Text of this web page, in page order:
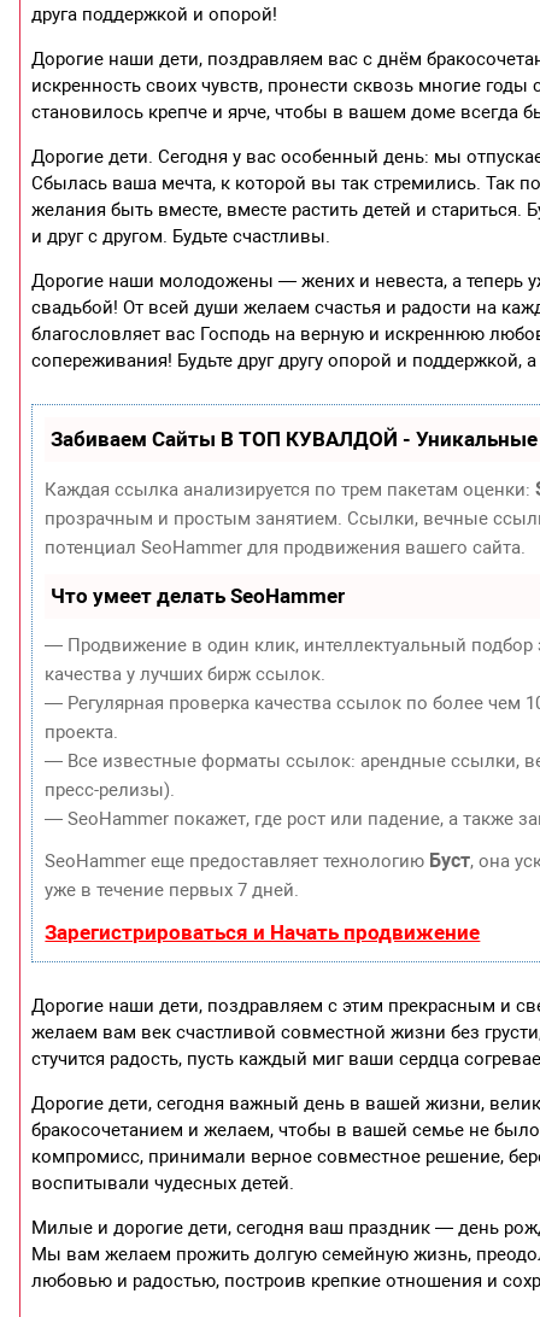
друга поддержкой и опорой!
Дорогие наши дети, поздравляем вас с днём
искренность своих чувств, пронести сквозь многие
становилось крепче и ярче, чтобы в вашем доме всегда
Дорогие дети. Сегодня у вас особенный день: мы
Сбылась ваша мечта, к которой вы так стремились. Так
желания быть вместе, вместе растить детей и
и друг с другом. Будьте счастливы.
Дорогие наши молодожены — жених и невеста, а теперь
свадьбой! От всей души желаем счастья и радости на
благословляет вас Господь на верную и искреннюю
сопереживания! Будьте друг другу опорой и
Забиваем Сайты В ТОП КУВАЛДОЙ - Уникальные
Каждая ссылка анализируется по трем пакетам оценки:
прозрачным и простым занятием. Ссылки, вечные
потенциал SeoHammer для продвижения вашего сайта.
Что умеет делать SeoHammer
— Продвижение в один клик, интеллектуальный
качества у лучших бирж ссылок.
— Регулярная проверка качества ссылок по более чем
проекта.
— Все известные форматы ссылок: арендные ссылки,
пресс-релизы).
— SeoHammer покажет, где рост или падение, а также
SeoHammer еще предоставляет технологию Буст, она
уже в течение первых 7 дней.
Зарегистрироваться и Начать продвижение
Дорогие наши дети, поздравляем с этим прекрасным и
желаем вам век счастливой совместной жизни без
стучится радость, пусть каждый миг ваши сердца
Дорогие дети, сегодня важный день в вашей жизни,
бракосочетанием и желаем, чтобы в вашей семье не
компромисс, принимали верное совместное решение,
воспитывали чудесных детей.
Милые и дорогие дети, сегодня ваш праздник — день
Мы вам желаем прожить долгую семейную жизнь,
любовью и радостью, построив крепкие отношения и